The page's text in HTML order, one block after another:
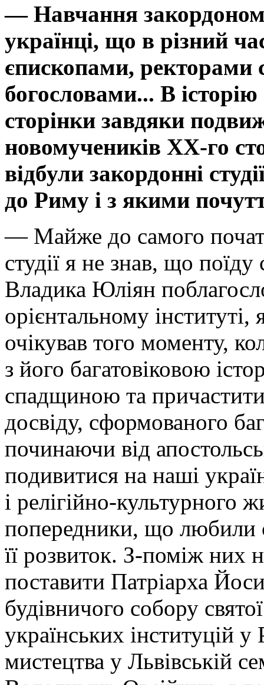
— Навчання
українці, що в різний
єпископами, ректорами
богословами... В
сторінки завдяки
новомучеників ХХ-го
відбули закордонні
до Риму і з якими
— Майже до самого
студії я не знав, що
Владика Юліян
орієнтальному
очікував того моменту,
з його багатовіковою
спадщиною та
досвіду, сформованого
починаючи від
подивитися на наші
і релігійно-культурного
попередники, що любили
її розвиток. З-поміж них
поставити Патріарха
будівничого собору
українських інституцій у
мистецтва у Львівській